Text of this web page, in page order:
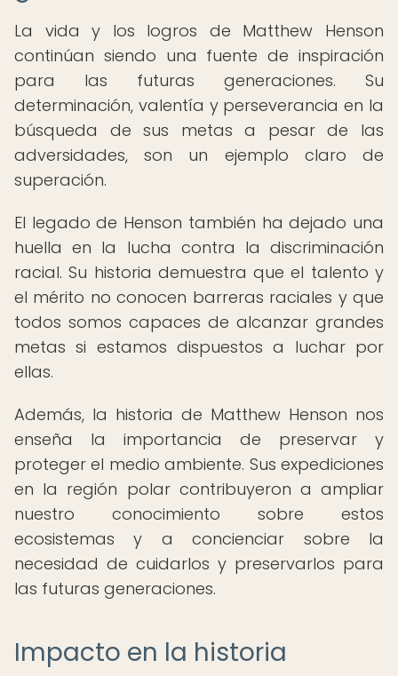
La vida y los logros de Matthew Henson
continúan siendo una fuente de inspiración
para las futuras generaciones. Su
determinación, valentía y perseverancia en la
búsqueda de sus metas a pesar de las
adversidades, son un ejemplo claro de
superación.
El legado de Henson también ha dejado una
huella en la lucha contra la discriminación
racial. Su historia demuestra que el talento y
el mérito no conocen barreras raciales y que
todos somos capaces de alcanzar grandes
metas si estamos dispuestos a luchar por
ellas.
Además, la historia de Matthew Henson nos
enseña la importancia de preservar y
proteger el medio ambiente. Sus expediciones
en la región polar contribuyeron a ampliar
nuestro conocimiento sobre estos
ecosistemas y a concienciar sobre la
necesidad de cuidarlos y preservarlos para
las futuras generaciones.
Impacto en la historia